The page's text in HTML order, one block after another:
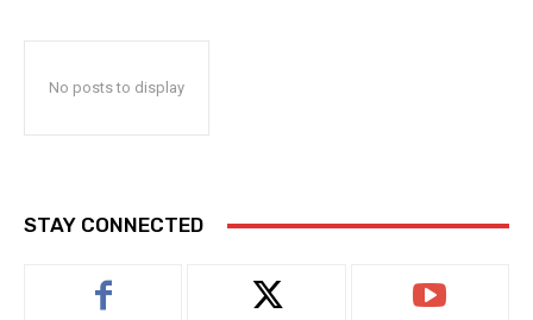
No posts to display
STAY CONNECTED